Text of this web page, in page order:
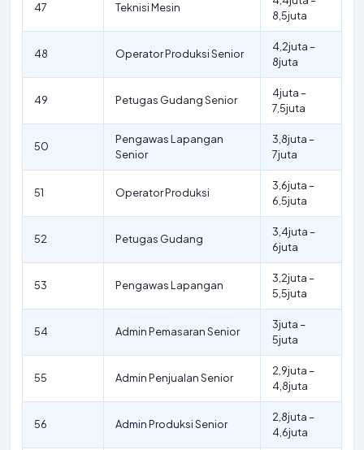
47 Teknisi Mesin
8,5juta
48 Operator Produksi Senior
4,2juta –
8juta
49 Petugas Gudang Senior
4juta –
7,5juta
50
Pengawas Lapangan
Senior
3,8juta –
7juta
51 Operator Produksi
3,6juta –
6,5juta
52 Petugas Gudang
3,4juta –
6juta
53 Pengawas Lapangan
3,2juta –
5,5juta
54 Admin Pemasaran Senior
3juta –
5juta
55 Admin Penjualan Senior
2,9juta –
4,8juta
56 Admin Produksi Senior
2,8juta –
4,6juta